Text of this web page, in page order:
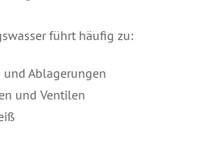
führt häufig zu:
Ablagerungen
und Ventilen